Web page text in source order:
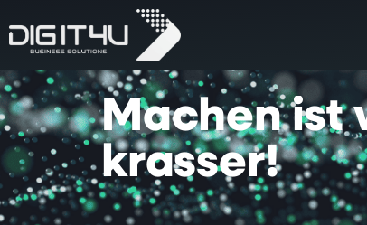
Machen ist
krasser!